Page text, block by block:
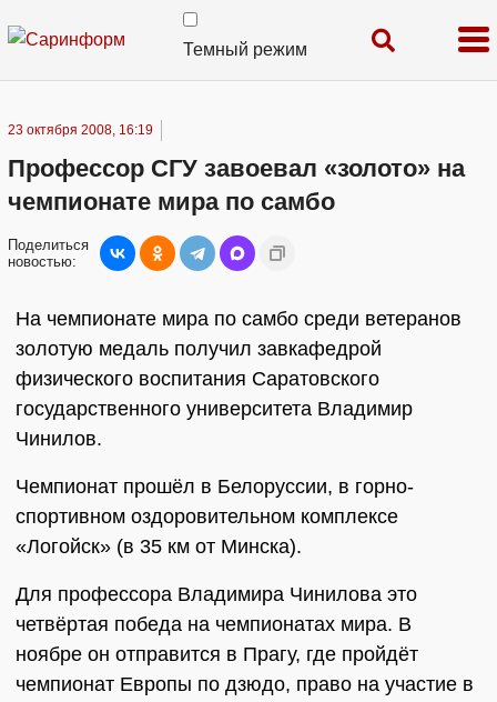
Темный режим
23 октября 2008, 16:19
Профессор СГУ завоевал «золото» на
чемпионате мира по самбо
Поделиться
новостью:
На чемпионате мира по самбо среди ветеранов
золотую медаль получил завкафедрой
физического воспитания Саратовского
государственного университета Владимир
Чинилов.
Чемпионат прошёл в Белоруссии, в горно-
спортивном оздоровительном комплексе
«Логойск» (в 35 км от Минска).
Для профессора Владимира Чинилова это
четвёртая победа на чемпионатах мира. В
ноябре он отправится в Прагу, где пройдёт
чемпионат Европы по дзюдо, право на участие в